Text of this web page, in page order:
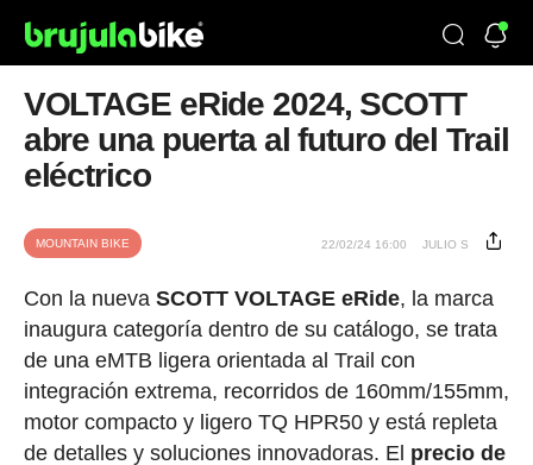
VOLTAGE eRide 2024, SCOTT
abre una puerta al futuro del Trail
eléctrico
MOUNTAIN BIKE 22/02/24 16:00 JULIO S
Con la nueva SCOTT VOLTAGE eRide, la marca
inaugura categoría dentro de su catálogo, se trata
de una eMTB ligera orientada al Trail con
integración extrema, recorridos de 160mm/155mm,
motor compacto y ligero TQ HPR50 y está repleta
de detalles y soluciones innovadoras. El precio de